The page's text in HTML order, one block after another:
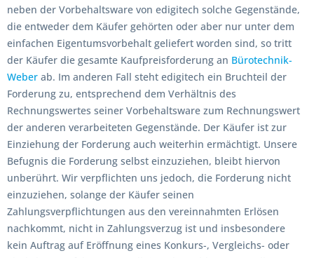
neben der Vorbehaltsware von edigitech solche Gegenstände,
die entweder dem Käufer gehörten oder aber nur unter dem
einfachen Eigentumsvorbehalt geliefert worden sind, so tritt
der Käufer die gesamte Kaufpreisforderung an Bürotechnik-
Weber ab. Im anderen Fall steht edigitech ein Bruchteil der
Forderung zu, entsprechend dem Verhältnis des
Rechnungswertes seiner Vorbehaltsware zum Rechnungswert
der anderen verarbeiteten Gegenstände. Der Käufer ist zur
Einziehung der Forderung auch weiterhin ermächtigt. Unsere
Befugnis die Forderung selbst einzuziehen, bleibt hiervon
unberührt. Wir verpflichten uns jedoch, die Forderung nicht
einzuziehen, solange der Käufer seinen
Zahlungsverpflichtungen aus den vereinnahmten Erlösen
nachkommt, nicht in Zahlungsverzug ist und insbesondere
kein Auftrag auf Eröffnung eines Konkurs-, Vergleichs- oder